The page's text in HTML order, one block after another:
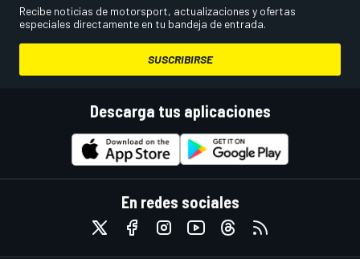
Recibe noticias de motorsport, actualizaciones y ofertas
especiales directamente en tu bandeja de entrada.
SUSCRIBIRSE
Descarga tus aplicaciones
En redes sociales